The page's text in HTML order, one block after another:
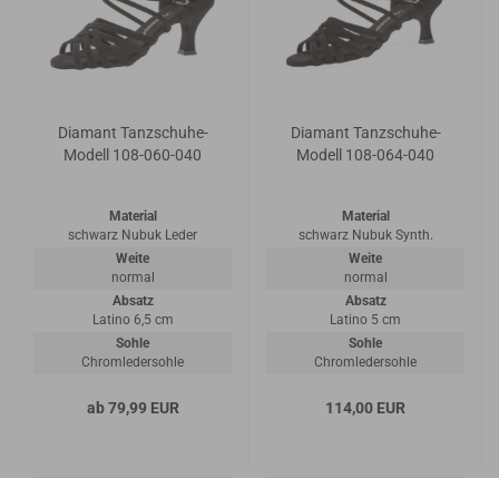
Diamant Tanzschuhe-
Modell 108-060-040
Material
schwarz Nubuk Leder
Weite
normal
Absatz
Latino 6,5 cm
Sohle
Chromledersohle
ab 79,99 EUR
Diamant Tanzschuhe-
Modell 108-064-040
Material
schwarz Nubuk Synth.
Weite
normal
Absatz
Latino 5 cm
Sohle
Chromledersohle
114,00 EUR